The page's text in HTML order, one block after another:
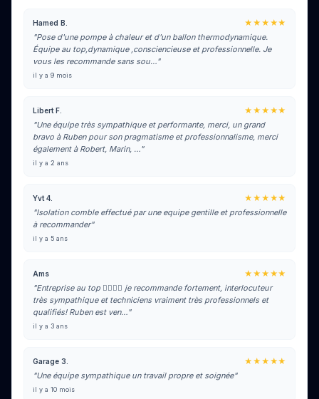
Hamed B.
★★★★★
"Pose d'une pompe à chaleur et d'un ballon thermodynamique.
Équipe au top,dynamique ,consciencieuse et professionnelle. Je
vous les recommande sans sou…"
il y a 9 mois
Libert F.
★★★★★
"Une équipe très sympathique et performante, merci, un grand
bravo à Ruben pour son pragmatisme et professionnalisme, merci
également à Robert, Marin, …"
il y a 2 ans
Yvt 4.
★★★★★
"Isolation comble effectué par une equipe gentille et professionnelle
à recommander"
il y a 5 ans
Ams
★★★★★
"Entreprise au top 👍🏼👍🏼 je recommande fortement, interlocuteur
très sympathique et techniciens vraiment très professionnels et
qualifiés! Ruben est ven…"
il y a 3 ans
Garage 3.
★★★★★
"Une équipe sympathique un travail propre et soignée"
il y a 10 mois